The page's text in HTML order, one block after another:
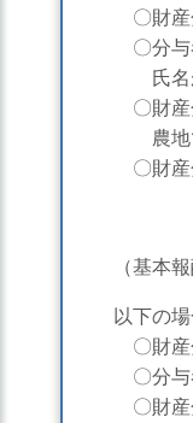
〇財産分
〇分与者
氏名が
〇財産分
農地で
〇財産分
（基本報
以下の場
〇財産分
〇分与者
〇財産分